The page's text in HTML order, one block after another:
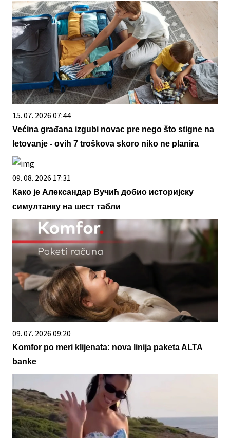
15. 07. 2026 07:44
Većina građana izgubi novac pre nego što stigne na
letovanje - ovih 7 troškova skoro niko ne planira
09. 08. 2026 17:31
Како је Александар Вучић добио историјску
симултанку на шест табли
09. 07. 2026 09:20
Komfor po meri klijenata: nova linija paketa ALTA
banke